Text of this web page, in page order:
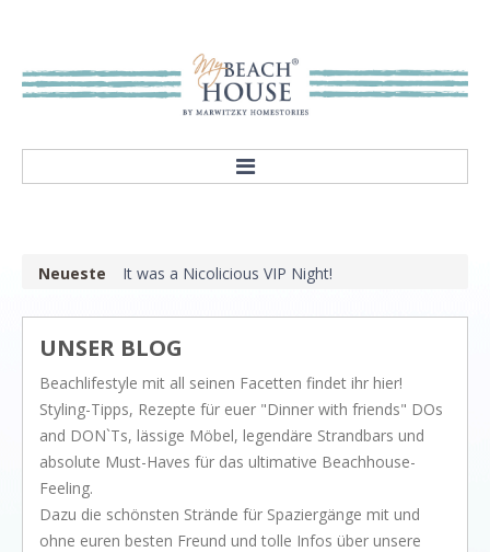
Our mission
Showroom
STYLES
Rivièra Style
Hampton Style
Nordic Style
BRANDS
Rivièra Maison
Neueste It was a Nicolicious VIP Night!
UNSER BLOG
Beachlifestyle mit all seinen Facetten findet ihr hier!
Styling-Tipps, Rezepte für euer "Dinner with friends" DOs
and DON`Ts, lässige Möbel, legendäre Strandbars und
absolute Must-Haves für das ultimative Beachhouse-
Feeling.
Dazu die schönsten Strände für Spaziergänge mit und
ohne euren besten Freund und tolle Infos über unsere